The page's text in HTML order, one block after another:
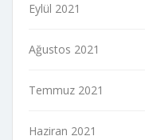
Eylül 2021
Ağustos 2021
Temmuz 2021
Haziran 2021